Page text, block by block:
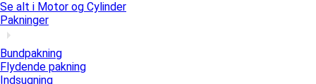
Se alt i Motor og Cylinder
Pakninger
Bundpakning
Flydende pakning
Indsugning